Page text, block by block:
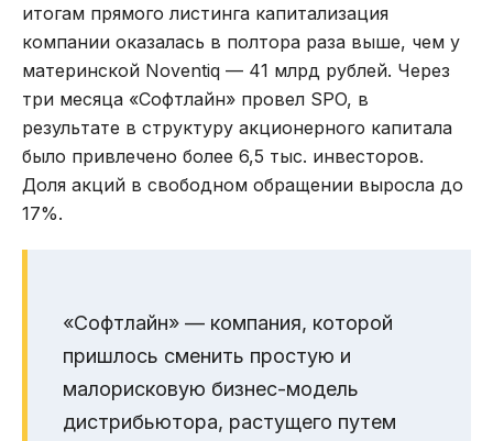
итогам прямого листинга капитализация
компании оказалась в полтора раза выше, чем у
материнской Noventiq — 41 млрд рублей. Через
три месяца «Софтлайн» провел SPO, в
результате в структуру акционерного капитала
было привлечено более 6,5 тыс. инвесторов.
Доля акций в свободном обращении выросла до
17%.
«Софтлайн» — компания, которой
пришлось сменить простую и
малорисковую бизнес-модель
дистрибьютора, растущего путем